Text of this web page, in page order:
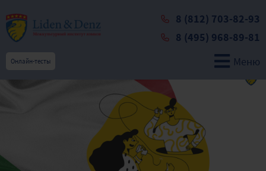
8 (812) 703-82-93
8 (495) 968-89-81
Онлайн-тесты Меню